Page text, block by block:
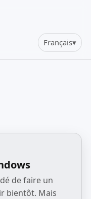
Français▾
de faire un
bientôt. Mais